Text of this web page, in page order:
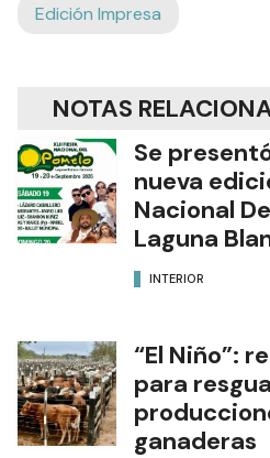
Edición Impresa
NOTAS
Se
nueva
Nacional
Laguna
INTERIOR
“El Niño”:
para
ganaderas